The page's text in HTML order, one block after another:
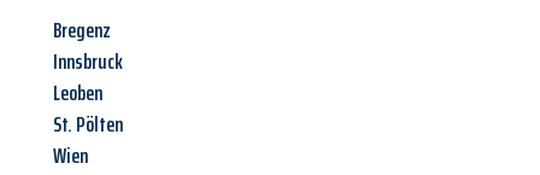
Bregenz
Innsbruck
Leoben
St. Pölten
Wien